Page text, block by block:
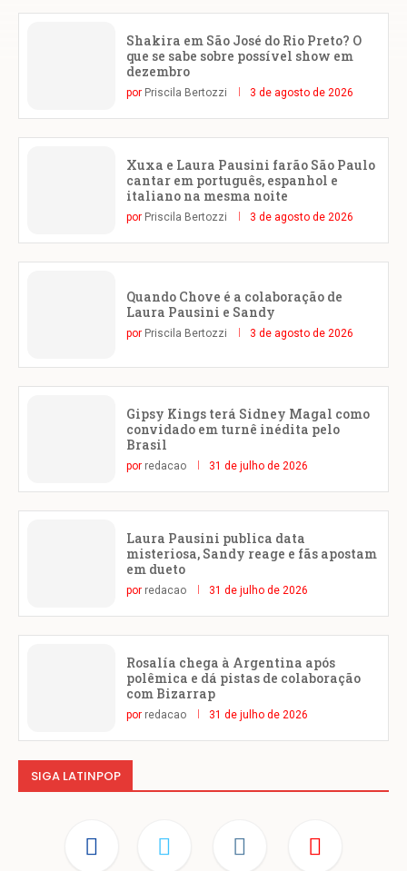
Shakira em São José do Rio Preto? O
que se sabe sobre possível show em
dezembro
por Priscila Bertozzi 3 de agosto de 2026
Xuxa e Laura Pausini farão São Paulo
cantar em português, espanhol e
italiano na mesma noite
por Priscila Bertozzi 3 de agosto de 2026
Quando Chove é a colaboração de
Laura Pausini e Sandy
por Priscila Bertozzi 3 de agosto de 2026
Gipsy Kings terá Sidney Magal como
convidado em turnê inédita pelo
Brasil
por redacao 31 de julho de 2026
Laura Pausini publica data
misteriosa, Sandy reage e fãs apostam
em dueto
por redacao 31 de julho de 2026
Rosalía chega à Argentina após
polêmica e dá pistas de colaboração
com Bizarrap
por redacao 31 de julho de 2026
SIGA LATINPOP